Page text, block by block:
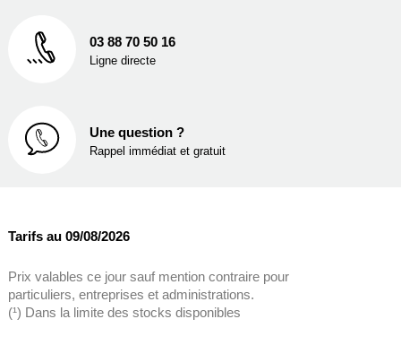
03 88 70 50 16
Ligne directe
Une question ?
Rappel immédiat et gratuit
Tarifs au 09/08/2026
Prix valables ce jour sauf mention contraire pour
particuliers, entreprises et administrations.
(¹) Dans la limite des stocks disponibles